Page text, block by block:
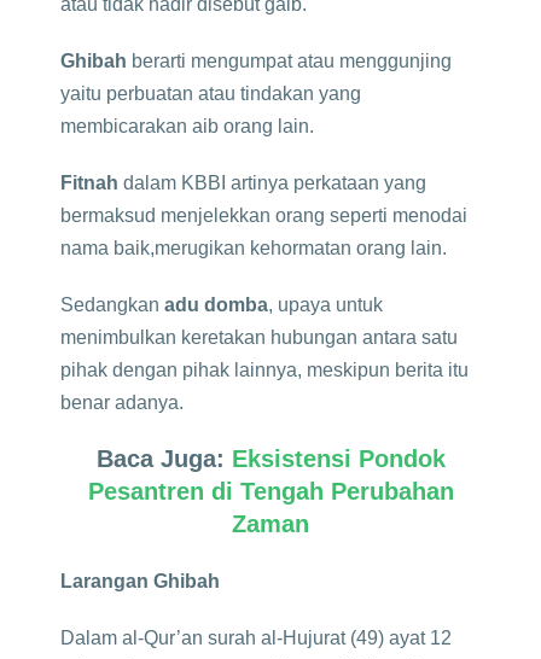
atau tidak hadir disebut gaib.
Ghibah berarti mengumpat atau menggunjing
yaitu perbuatan atau tindakan yang
membicarakan aib orang lain.
Fitnah dalam KBBI artinya perkataan yang
bermaksud menjelekkan orang seperti menodai
nama baik,merugikan kehormatan orang lain.
Sedangkan adu domba, upaya untuk
menimbulkan keretakan hubungan antara satu
pihak dengan pihak lainnya, meskipun berita itu
benar adanya.
Baca Juga: Eksistensi Pondok
Pesantren di Tengah Perubahan
Zaman
Larangan Ghibah
Dalam al-Qur’an surah al-Hujurat (49) ayat 12